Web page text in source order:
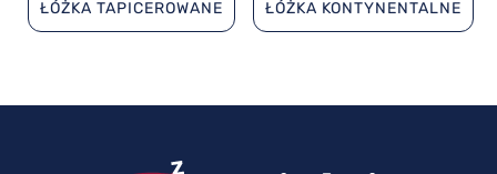
ŁÓŻKA TAPICEROWANE ŁÓŻKA KONTYNENTALNE